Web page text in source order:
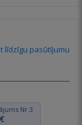
līdzīgu pasūtījumu
Nr.3